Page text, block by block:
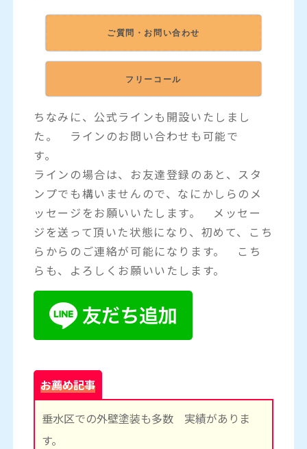
ご質問・お問い合わせ
フリーコール
ちなみに、公式ラインも開設いたしまし
た。 ラインのお問い合わせも可能で
す。
ラインの場合は、お友達登録のあと、スタ
ンプでも構いませんので、なにかしらのメ
ッセージをお願いいたします。 メッセー
ジを送って頂いた状態になり、初めて、こち
らからのご連絡が可能になります。 こち
らも、よろしくお願いいたします。
お薦め記事
垂水区での外壁塗装も多数 実績がありま
す。